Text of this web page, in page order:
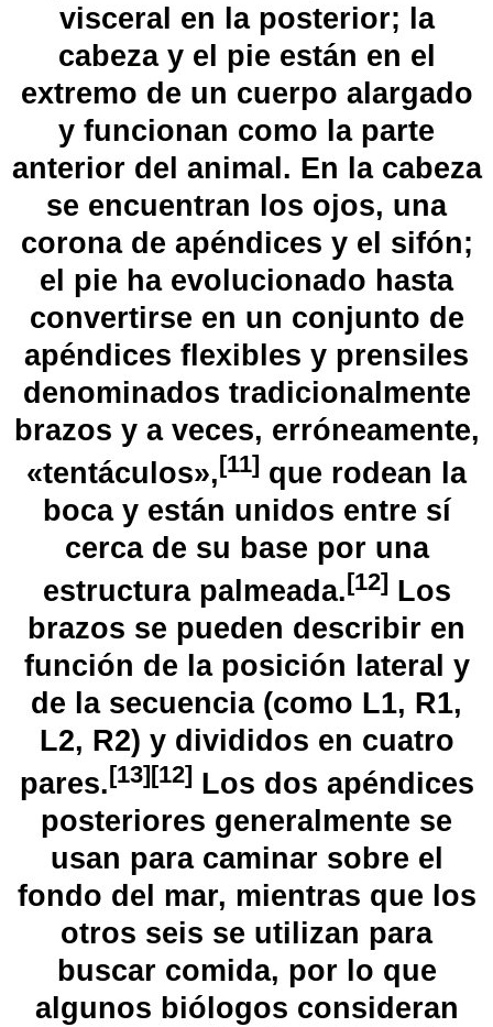
visceral en la posterior; la
cabeza y el pie están en el
extremo de un cuerpo alargado
y funcionan como la parte
anterior del animal. En la cabeza
se encuentran los ojos, una
corona de apéndices y el sifón;
el pie ha evolucionado hasta
convertirse en un conjunto de
apéndices flexibles y prensiles
denominados tradicionalmente
brazos y a veces, erróneamente,
«tentáculos», [11] ​ que rodean la
boca y están unidos entre sí
cerca de su base por una
estructura palmeada. [12]​ Los
brazos se pueden describir en
función de la posición lateral y
de la secuencia (como L1, R1,
L2, R2) y divididos en cuatro
pares. [13] [12]​ Los dos apéndices
posteriores generalmente se
usan para caminar sobre el
fondo del mar, mientras que los
otros seis se utilizan para
buscar comida, por lo que
algunos biólogos consideran